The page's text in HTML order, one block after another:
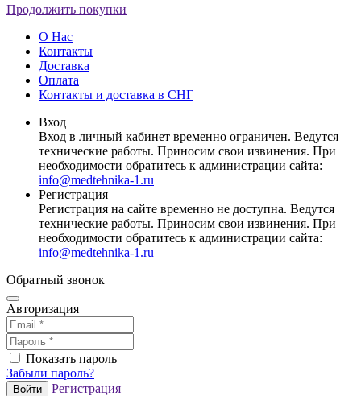
Продолжить покупки
О Нас
Контакты
Доставка
Оплата
Контакты и доставка в СНГ
Вход
Вход в личный кабинет временно ограничен. Ведутся
технические работы. Приносим свои извинения. При
необходимости обратитесь к администрации сайта:
info@medtehnika-1.ru
Регистрация
Регистрация на сайте временно не доступна. Ведутся
технические работы. Приносим свои извинения. При
необходимости обратитесь к администрации сайта:
info@medtehnika-1.ru
Обратный звонок
Авторизация
Показать пароль
Забыли пароль?
Войти Регистрация